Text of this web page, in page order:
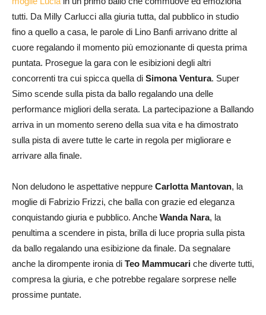
tutti. Da Milly Carlucci alla giuria tutta, dal pubblico in studio
fino a quello a casa, le parole di Lino Banfi arrivano dritte al
cuore regalando il momento più emozionante di questa prima
puntata. Prosegue la gara con le esibizioni degli altri
concorrenti tra cui spicca quella di Simona Ventura. Super
Simo scende sulla pista da ballo regalando una delle
performance migliori della serata. La partecipazione a Ballando
arriva in un momento sereno della sua vita e ha dimostrato
sulla pista di avere tutte le carte in regola per migliorare e
arrivare alla finale.
Non deludono le aspettative neppure Carlotta Mantovan, la
moglie di Fabrizio Frizzi, che balla con grazie ed eleganza
conquistando giuria e pubblico. Anche Wanda Nara, la
penultima a scendere in pista, brilla di luce propria sulla pista
da ballo regalando una esibizione da finale. Da segnalare
anche la dirompente ironia di Teo Mammucari che diverte tutti,
compresa la giuria, e che potrebbe regalare sorprese nelle
prossime puntate.